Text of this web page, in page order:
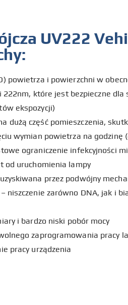
UV222
powietrza i powierzchni w
które jest bezpieczne dla
ekspozycji)
dużą część pomieszczenia,
wymian powietrza na godzinę
ograniczenie infekcyjności
od uruchomienia lampy
przez podwójny
niszczenie zarówno DNA, jak i
i bardzo niski pobór mocy
zaprogramowania pracy
pracy urządzenia